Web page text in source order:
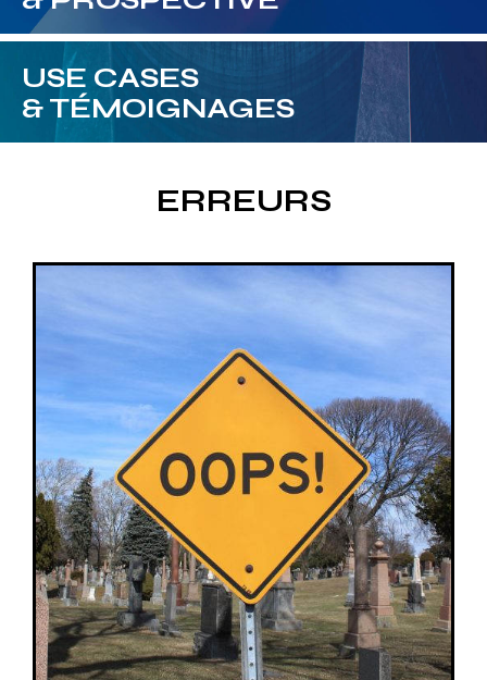
USE CASES
& TÉMOIGNAGES
ERREURS